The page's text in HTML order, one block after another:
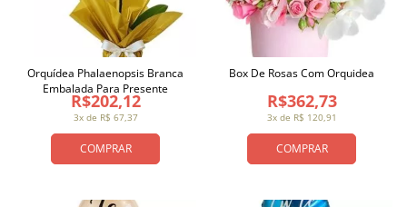
COMPRAR
3x de R$ 67,37
R$202,12
Orquídea Phalaenopsis Branca
Embalada Para Presente
COMPRAR
3x de R$ 120,91
R$362,73
Box De Rosas Com Orquidea